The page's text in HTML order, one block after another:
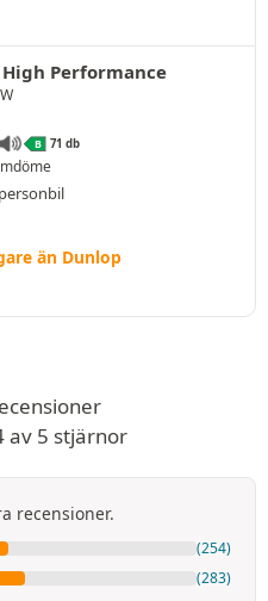
Performance
B 71 db
än Dunlop
av 5 stjärnor
recensioner.
(254)
(283)